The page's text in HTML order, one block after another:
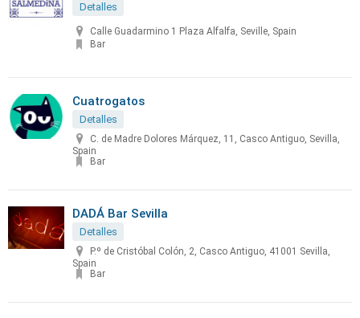
Detalles
Calle Guadarmino 1 Plaza Alfalfa, Seville, Spain
Bar
Cuatrogatos
Detalles
C. de Madre Dolores Márquez, 11, Casco Antiguo, Sevilla,
Spain
Bar
DADÁ Bar Sevilla
Detalles
P.º de Cristóbal Colón, 2, Casco Antiguo, 41001 Sevilla,
Spain
Bar